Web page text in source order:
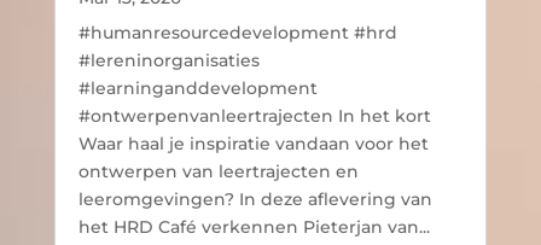
#humanresourcedevelopment #hrd
#lereninorganisaties
#learninganddevelopment
#ontwerpenvanleertrajecten In het kort
Waar haal je inspiratie vandaan voor het
ontwerpen van leertrajecten en
leeromgevingen? In deze aflevering van
het HRD Café verkennen Pieterjan van...